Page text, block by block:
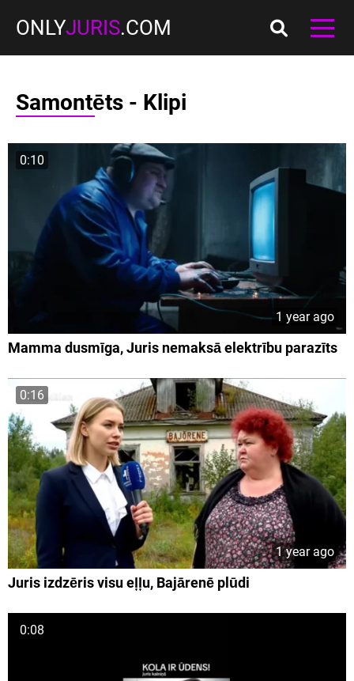
ONLYJURIS.COM
Samontēts - Klipi
0:10
1 year ago
Mamma dusmīga, Juris nemaksā elektrību parazīts
0:16
1 year ago
Juris izdzēris visu eļļu, Bajārenē plūdi
0:08